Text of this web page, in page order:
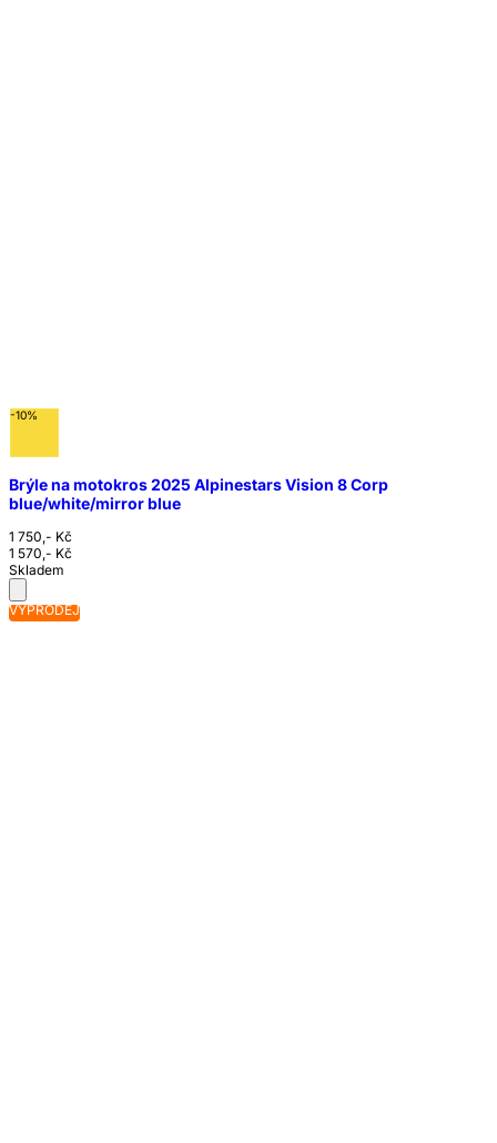
-10%
Brýle na motokros 2025 Alpinestars Vision 8 Corp
blue/white/mirror blue
1 750,- Kč
1 570,- Kč
Skladem
VÝPRODEJ